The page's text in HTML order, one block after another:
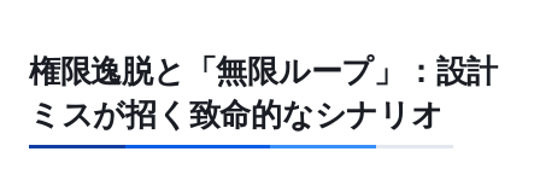
権限逸脱と「無限ループ」：設計
ミスが招く致命的なシナリオ